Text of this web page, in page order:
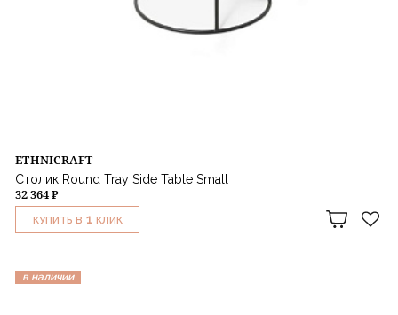
ETHNICRAFT
Столик Round Tray Side Table Small
32 364 ₽
КУПИТЬ В 1 КЛИК
в наличии